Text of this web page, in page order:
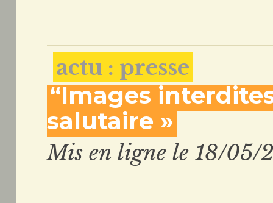
actu : presse
“Images
salutaire »
Mis en ligne le 18/05/